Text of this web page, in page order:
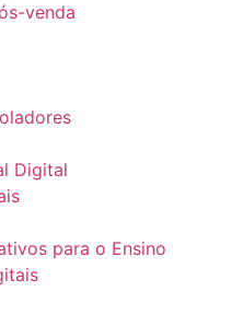
venda
Digital
para o Ensino